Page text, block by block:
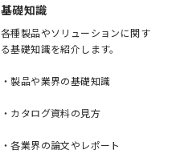
基礎知識
各種製品やソリューションに関す
る基礎知識を紹介します。
・製品や業界の基礎知識
・カタログ資料の見方
・各業界の論文やレポート